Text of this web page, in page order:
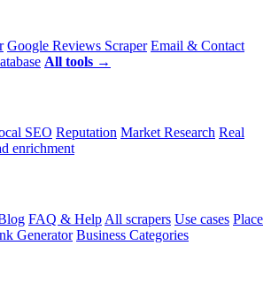
Google Reviews Scraper Email & Contact
All tools →
SEO Reputation Market Research Real
enrichment
FAQ & Help All scrapers Use cases Place
Generator Business Categories